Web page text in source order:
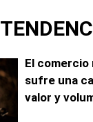
El comercio
sufre una
valor y